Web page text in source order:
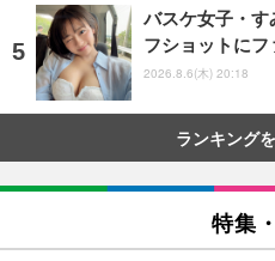
バスケ女子・
フショットに
2026.8.6(木) 20:18
ランキング
特集